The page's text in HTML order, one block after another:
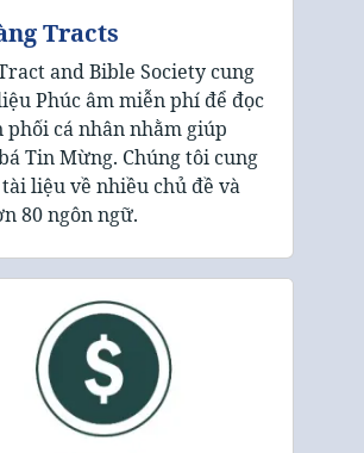
Tracts
and Bible Society cung
Phúc âm miễn phí để đọc
phối cá nhân nhằm giúp
Tin Mừng. Chúng tôi cung
tài liệu về nhiều chủ đề và
80 ngôn ngữ.